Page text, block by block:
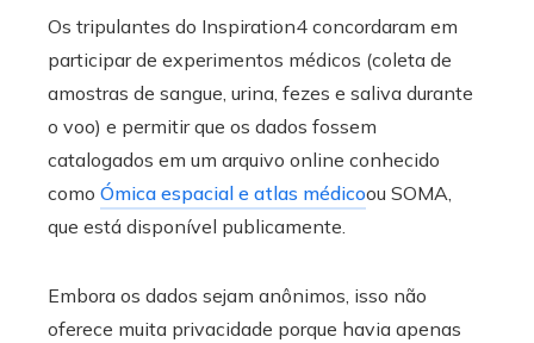
Os tripulantes do Inspiration4 concordaram em
participar de experimentos médicos (coleta de
amostras de sangue, urina, fezes e saliva durante
o voo) e permitir que os dados fossem
catalogados em um arquivo online conhecido
como Ómica espacial e atlas médicoou SOMA,
que está disponível publicamente.
Embora os dados sejam anônimos, isso não
oferece muita privacidade porque havia apenas